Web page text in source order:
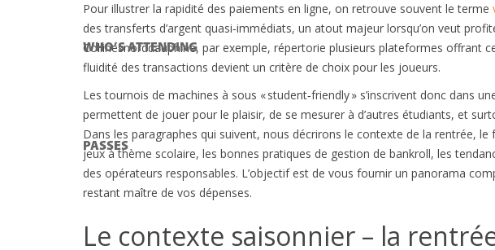
WHO’S ATTENDING
PASSES
Pour illustrer la rapidité des paiements en ligne, on retrouve souvent le terme
des transferts d’argent quasi‑immédiats, un atout majeur lorsqu’on veut
Collinesnorddauphine, par exemple, répertorie plusieurs plateformes offrant
fluidité des transactions devient un critère de choix pour les joueurs.
Les tournois de machines à sous « student‑friendly » s’inscrivent donc dans
permettent de jouer pour le plaisir, de se mesurer à d’autres étudiants, et
Dans les paragraphes qui suivent, nous décrirons le contexte de la rentrée,
jeux à thème scolaire, les bonnes pratiques de gestion de bankroll, les
des opérateurs responsables. L’objectif est de vous fournir un panorama
restant maître de vos dépenses.
Le contexte saisonnier – la